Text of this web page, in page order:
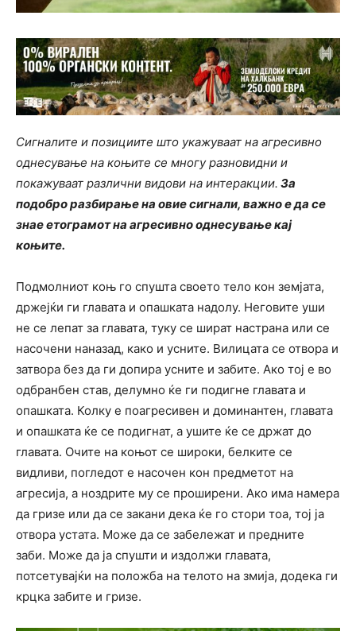
Сигналите и позициите што укажуваат на агресивно
однесување на коњите се многу разновидни и
покажуваат различни видови на интеракции. За
подобро разбирање на овие сигнали, важно е да се
знае етограмот на агресивно однесување кај
коњите.
Подмолниот коњ го спушта своето тело кон земјата,
држејќи ги главата и опашката надолу. Неговите уши
не се лепат за главата, туку се шират настрана или се
насочени наназад, како и усните. Вилицата се отвора и
затвора без да ги допира усните и забите. Ако тој е во
одбранбен став, делумно ќе ги подигне главата и
опашката. Колку е поагресивен и доминантен, главата
и опашката ќе се подигнат, а ушите ќе се држат до
главата. Очите на коњот се широки, белките се
видливи, погледот е насочен кон предметот на
агресија, а ноздрите му се проширени. Ако има намера
да гризе или да се закани дека ќе го стори тоа, тој ја
отвора устата. Може да се забележат и предните
заби. Може да ја спушти и издолжи главата,
потсетувајќи на положба на телото на змија, додека ги
крцка забите и гризе.